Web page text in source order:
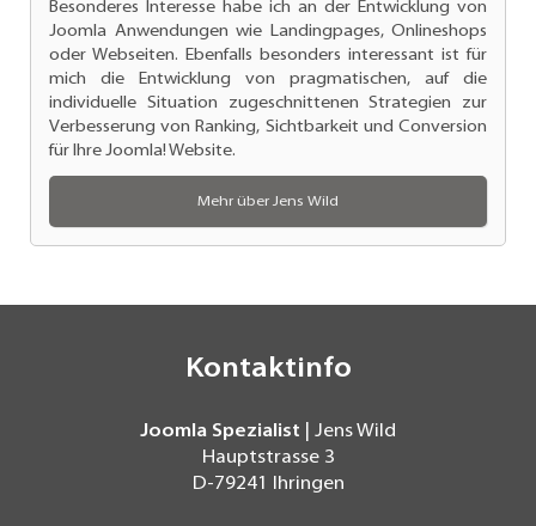
Besonderes Interesse habe ich an der Entwicklung von
Joomla Anwendungen wie Landingpages, Onlineshops
oder Webseiten. Ebenfalls besonders interessant ist für
mich die Entwicklung von pragmatischen, auf die
individuelle Situation zugeschnittenen Strategien zur
Verbesserung von Ranking, Sichtbarkeit und Conversion
für Ihre Joomla! Website.
Mehr über Jens Wild
Kontaktinfo
Joomla Spezialist | Jens Wild
Hauptstrasse 3
D-79241 Ihringen